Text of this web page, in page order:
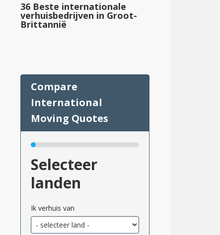
36 Beste internationale
verhuisbedrijven in Groot-
Brittannië
Selecteer
landen
Ik verhuis van